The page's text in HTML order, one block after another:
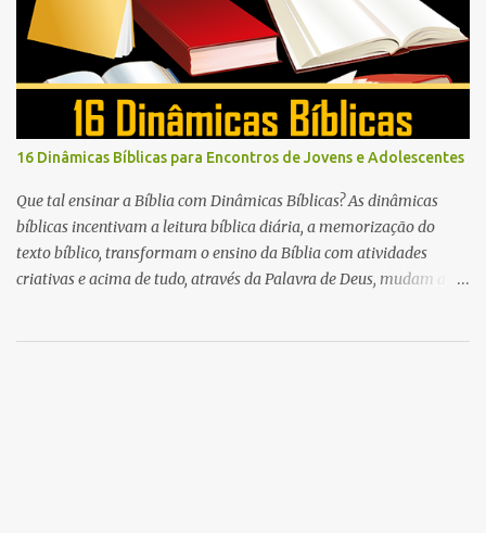
16 Dinâmicas Bíblicas para Encontros de Jovens e Adolescentes
Que tal ensinar a Bíblia com Dinâmicas Bíblicas? As dinâmicas
bíblicas incentivam a leitura bíblica diária, a memorização do
texto bíblico, transformam o ensino da Bíblia com atividades
criativas e acima de tudo, através da Palavra de Deus, mudam a